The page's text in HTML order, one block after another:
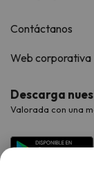
Contáctanos
Web corporativa
Descarga
Valorada con una